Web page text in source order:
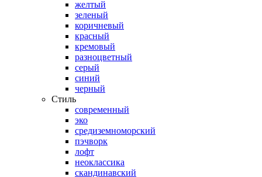
желтый
зеленый
коричневый
красный
кремовый
разноцветный
серый
синий
черный
Стиль
современный
эко
средиземноморский
пэчворк
лофт
неоклассика
скандинавский